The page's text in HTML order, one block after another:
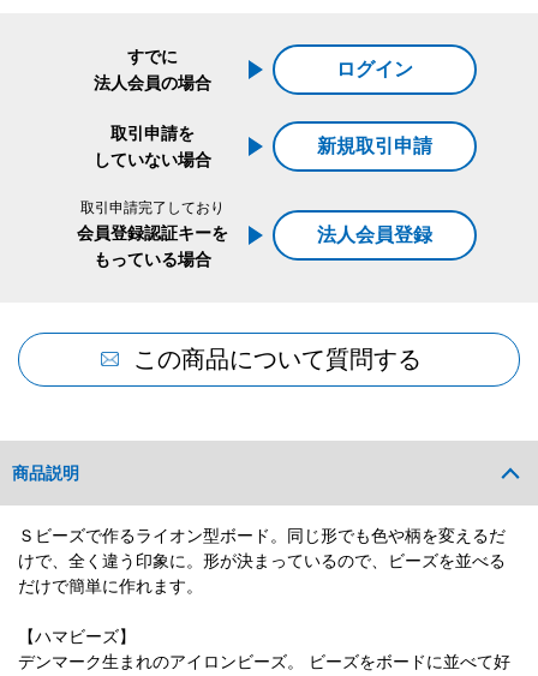
すでに
法人会員の場合
ログイン
取引申請を
していない場合
新規取引申請
取引申請完了しており
会員登録認証キーを
もっている場合
法人会員登録
この商品について質問する
商品説明
Ｓビーズで作るライオン型ボード。同じ形でも色や柄を変えるだ
けで、全く違う印象に。形が決まっているので、ビーズを並べる
だけで簡単に作れます。
【ハマビーズ】
デンマーク生まれのアイロンビーズ。 ビーズをボードに並べて好